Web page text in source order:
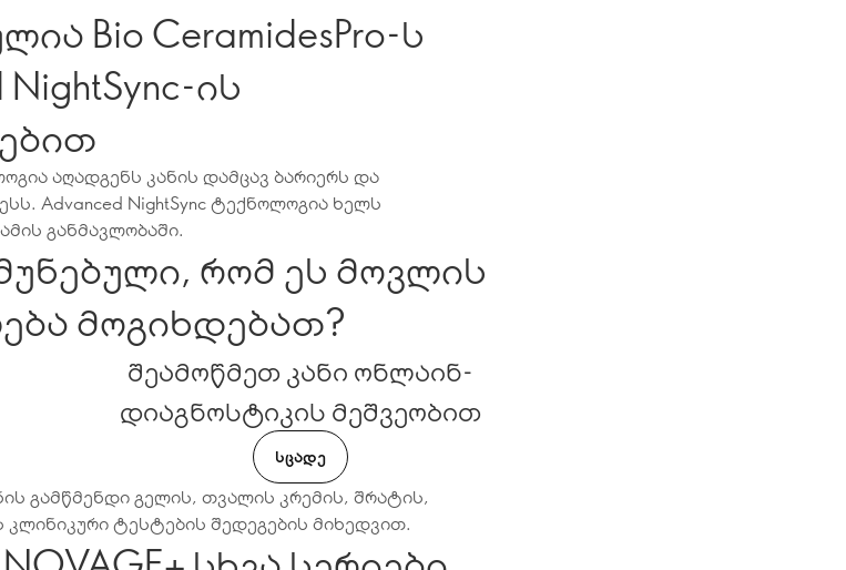
ს
ის
აღადგენს კანის დამცავ ბარიერს და
Advanced NightSync ტექნოლოგია ხელს
განმავლობაში.
რომ ეს მოვლის
მოგიხდებათ?
შეამოწმეთ კანი ონლაინ-
დიაგნოსტიკის მეშვეობით
ᲡᲪᲐᲓᲔ
გამწმენდი გელის, თვალის კრემის, შრატის,
კლინიკური ტესტების შედეგების მიხედვით.